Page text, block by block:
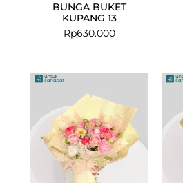
BUNGA BUKET
KUPANG 13
Rp630.000